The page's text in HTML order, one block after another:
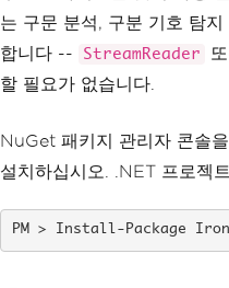
는 구문 분석, 구분 기호 탐
합니다 --
StreamReader
할 필요가 없습니다.
NuGet 패키지 관리자 콘솔
설치하십시오. .NET 프로젝
Install-Package